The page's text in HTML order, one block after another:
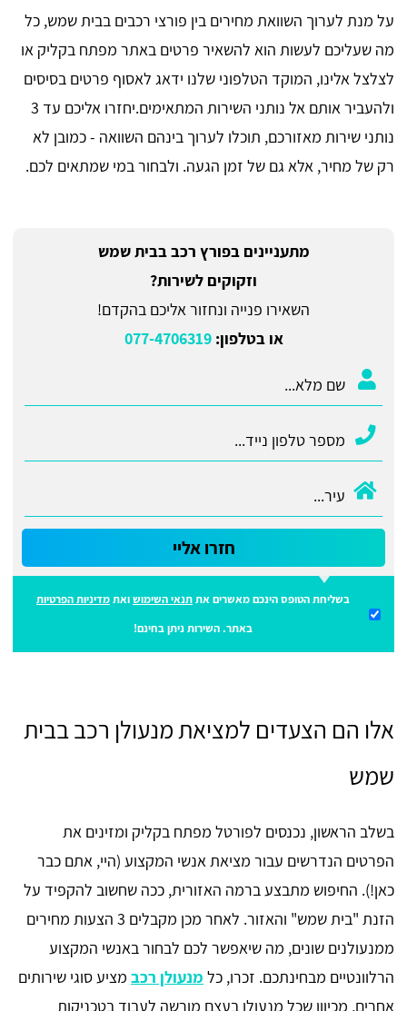
על מנת לערוך השוואת מחירים בין פורצי רכבים בבית שמש, כל
מה שעליכם לעשות הוא להשאיר פרטים באתר מפתח בקליק או
לצלצל אלינו, המוקד הטלפוני שלנו ידאג לאסוף פרטים בסיסים
ולהעביר אותם אל נותני השירות המתאימים.יחזרו אליכם עד 3
נותני שירות מאזורכם, תוכלו לערוך בינהם השוואה - כמובן לא
רק של מחיר, אלא גם של זמן הגעה. ולבחור במי שמתאים לכם.
מתעניינים בפורץ רכב בבית שמש
וזקוקים לשירות?
השאירו פנייה ונחזור אליכם בהקדם!
או בטלפון:077-4706319
חזרו אליי
בשליחת הטופס הינכם מאשרים אתתנאי השימושואתמדיניות הפרטיות
באתר. השירות ניתן בחינם!
אלו הם הצעדים למציאת מנעולן רכב בבית
שמש
בשלב הראשון, נכנסים לפורטל מפתח בקליק ומזינים את
הפרטים הנדרשים עבור מציאת אנשי המקצוע (היי, אתם כבר
כאן!). החיפוש מתבצע ברמה האזורית, ככה שחשוב להקפיד על
הזנת "בית שמש" והאזור. לאחר מכן מקבלים 3 הצעות מחירים
ממנעולנים שונים, מה שיאפשר לכם לבחור באנשי המקצוע
הרלוונטיים מבחינתכם. זכרו, כל מנעולן רכב מציע סוגי שירותים
אחרים, מכיוון שכל מנעולן בעצם מורשה לעבוד בטכניקות